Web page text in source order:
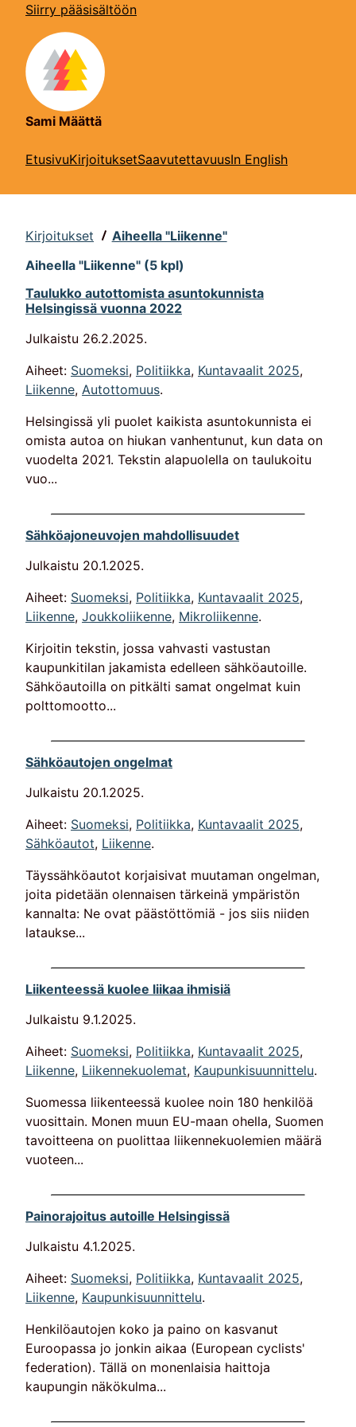
Siirry pääsisältöön
Sami Määttä
EtusivuKirjoituksetSaavutettavuusIn English
Kirjoitukset
Aiheella "Liikenne"
Aiheella "Liikenne" (5 kpl)
Taulukko autottomista asuntokunnista
Helsingissä vuonna 2022
Julkaistu 26.2.2025.
Aiheet: Suomeksi, Politiikka, Kuntavaalit 2025,
Liikenne, Autottomuus.
Helsingissä yli puolet kaikista asuntokunnista ei
omista autoa on hiukan vanhentunut, kun data on
vuodelta 2021. Tekstin alapuolella on taulukoitu
vuo...
Sähköajoneuvojen mahdollisuudet
Julkaistu 20.1.2025.
Aiheet: Suomeksi, Politiikka, Kuntavaalit 2025,
Liikenne, Joukkoliikenne, Mikroliikenne.
Kirjoitin tekstin, jossa vahvasti vastustan
kaupunkitilan jakamista edelleen sähköautoille.
Sähköautoilla on pitkälti samat ongelmat kuin
polttomootto...
Sähköautojen ongelmat
Julkaistu 20.1.2025.
Aiheet: Suomeksi, Politiikka, Kuntavaalit 2025,
Sähköautot, Liikenne.
Täyssähköautot korjaisivat muutaman ongelman,
joita pidetään olennaisen tärkeinä ympäristön
kannalta: Ne ovat päästöttömiä - jos siis niiden
lataukse...
Liikenteessä kuolee liikaa ihmisiä
Julkaistu 9.1.2025.
Aiheet: Suomeksi, Politiikka, Kuntavaalit 2025,
Liikenne, Liikennekuolemat, Kaupunkisuunnittelu.
Suomessa liikenteessä kuolee noin 180 henkilöä
vuosittain. Monen muun EU-maan ohella, Suomen
tavoitteena on puolittaa liikennekuolemien määrä
vuoteen...
Painorajoitus autoille Helsingissä
Julkaistu 4.1.2025.
Aiheet: Suomeksi, Politiikka, Kuntavaalit 2025,
Liikenne, Kaupunkisuunnittelu.
Henkilöautojen koko ja paino on kasvanut
Euroopassa jo jonkin aikaa (European cyclists'
federation). Tällä on monenlaisia haittoja
kaupungin näkökulma...